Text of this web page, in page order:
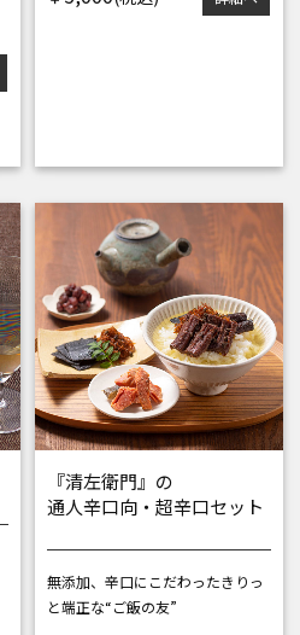
『清左衛門』の
通人辛口向・超辛口セット
無添加、辛口にこだわったきりっ
と端正な“ご飯の友”